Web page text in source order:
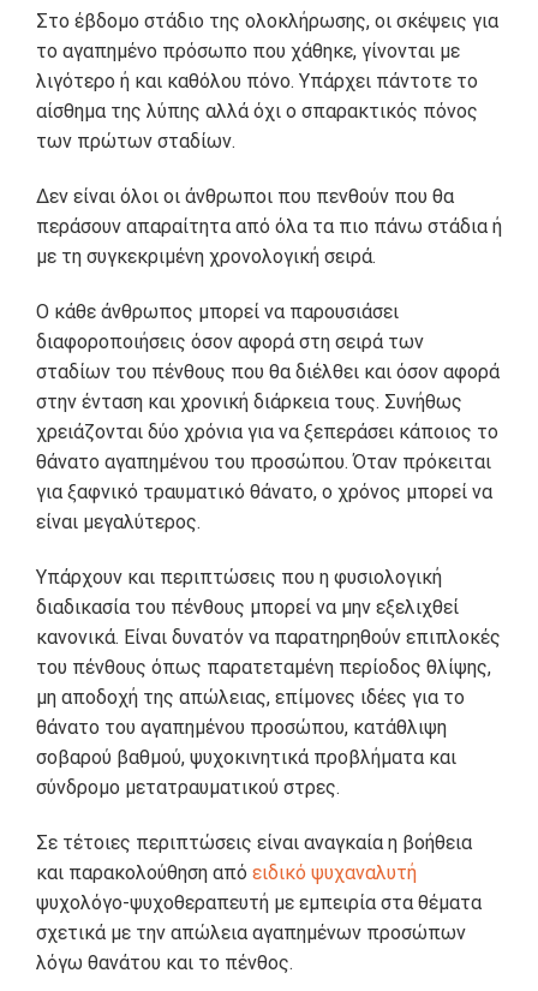
Στο έβδομο στάδιο της ολοκλήρωσης, οι σκέψεις για
το αγαπημένο πρόσωπο που χάθηκε, γίνονται με
λιγότερο ή και καθόλου πόνο. Υπάρχει πάντοτε το
αίσθημα της λύπης αλλά όχι ο σπαρακτικός πόνος
των πρώτων σταδίων.
Δεν είναι όλοι οι άνθρωποι που πενθούν που θα
περάσουν απαραίτητα από όλα τα πιο πάνω στάδια ή
με τη συγκεκριμένη χρονολογική σειρά.
Ο κάθε άνθρωπος μπορεί να παρουσιάσει
διαφοροποιήσεις όσον αφορά στη σειρά των
σταδίων του πένθους που θα διέλθει και όσον αφορά
στην ένταση και χρονική διάρκεια τους. Συνήθως
χρειάζονται δύο χρόνια για να ξεπεράσει κάποιος το
θάνατο αγαπημένου του προσώπου. Όταν πρόκειται
για ξαφνικό τραυματικό θάνατο, ο χρόνος μπορεί να
είναι μεγαλύτερος.
Υπάρχουν και περιπτώσεις που η φυσιολογική
διαδικασία του πένθους μπορεί να μην εξελιχθεί
κανονικά. Είναι δυνατόν να παρατηρηθούν επιπλοκές
του πένθους όπως παρατεταμένη περίοδος θλίψης,
μη αποδοχή της απώλειας, επίμονες ιδέες για το
θάνατο του αγαπημένου προσώπου, κατάθλιψη
σοβαρού βαθμού, ψυχοκινητικά προβλήματα και
σύνδρομο μετατραυματικού στρες.
Σε τέτοιες περιπτώσεις είναι αναγκαία η βοήθεια
και παρακολούθηση από ειδικό ψυχαναλυτή
ψυχολόγο-ψυχοθεραπευτή με εμπειρία στα θέματα
σχετικά με την απώλεια αγαπημένων προσώπων
λόγω θανάτου και το πένθος.